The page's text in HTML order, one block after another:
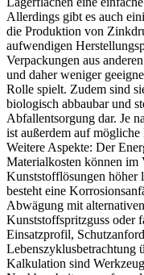
Allerdings gibt es auch
die Produktion von
aufwendigen
Verpackungen aus
und daher weniger
Rolle spielt. Zudem sind
biologisch abbaubar und
Abfallentsorgung dar. Je
ist außerdem auf
Weitere Aspekte: Der
Materialkosten können im
Kunststofflösungen höher
besteht eine
Abwägung mit
Kunststoffspritzguss oder
Einsatzprofil,
Lebenszyklusbetrachtung
Kalkulation sind